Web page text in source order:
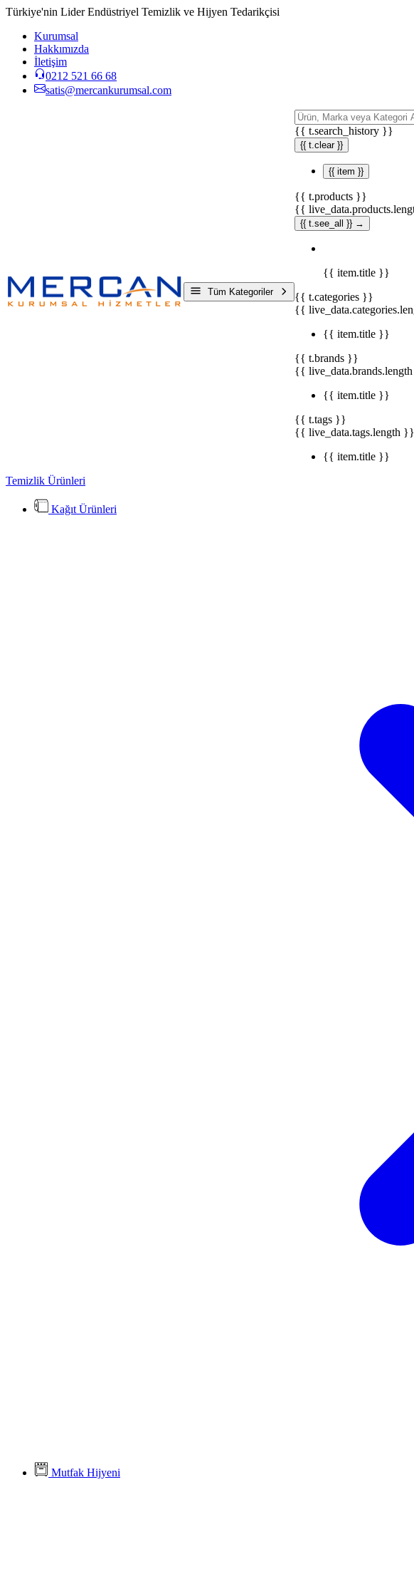
Türkiye'nin Lider Endüstriyel Temizlik ve Hijyen Tedarikçisi
Kurumsal
Hakkımızda
İletişim
0212 521 66 68
satis@mercankurumsal.com
Tüm Kategoriler
{{ t.search_history }}
{{ t.clear }}
{{ item }}
{{ t.products }}
{{
{{ t.see_all }} →
{{ item.title }}
{{ t.categories }}
{{
{{ item.title }}
{{ t.brands }}
{{
{{ item.title }}
{{ t.tags }}
{{ live_data.tags.length }}
{{ item.title }}
Temizlik Ürünleri
Kağıt Ürünleri
Mutfak Hijyeni